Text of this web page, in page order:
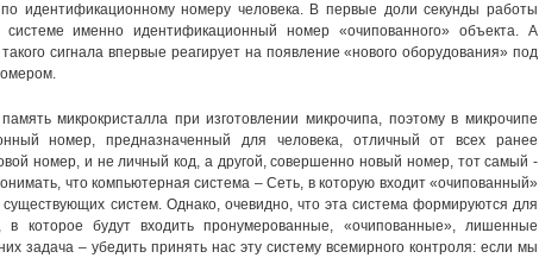
по идентификационному номеру человека. В первые доли секунды работы
именно идентификационный номер «очипованного» объекта. А
сигнала впервые реагирует на появление «нового оборудования» под
микрокристалла при изготовлении микрочипа, поэтому в микрочипе
номер, предназначенный для человека, отличный от всех ранее
номер, и не личный код, а другой, совершенно новый номер, тот самый -
что компьютерная система – Сеть, в которую входит «очипованный»
систем. Однако, очевидно, что эта система формируются для
в которое будут входить пронумерованные, «очипованные», лишенные
задача – убедить принять нас эту систему всемирного контроля: если мы